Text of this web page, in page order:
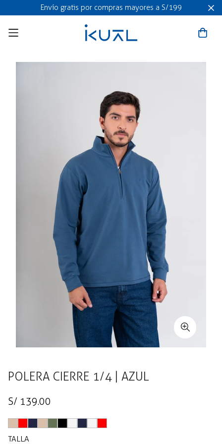
Envío gratis por compras mayores a S/199
POLERA CIERRE 1/4 | AZUL
Precio
S/ 139.00
TALLA